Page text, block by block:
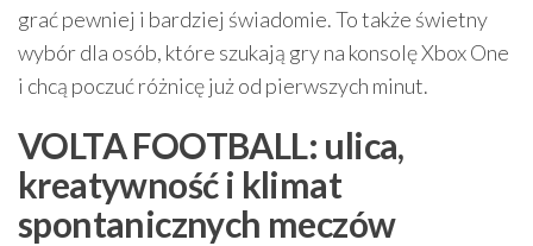
grać pewniej i bardziej świadomie. To także świetny
wybór dla osób, które szukają gry na konsolę Xbox One
i chcą poczuć różnicę już od pierwszych minut.
VOLTA FOOTBALL: ulica,
kreatywność i klimat
spontanicznych meczów